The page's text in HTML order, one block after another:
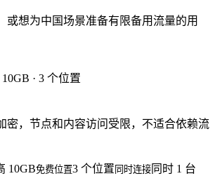
或想为中国场景准备有限备用流量的用
· 3 个位置
密，节点和内容访问受限，不适合依赖流
10GB免费位置3 个位置 同时连接 同时 1 台